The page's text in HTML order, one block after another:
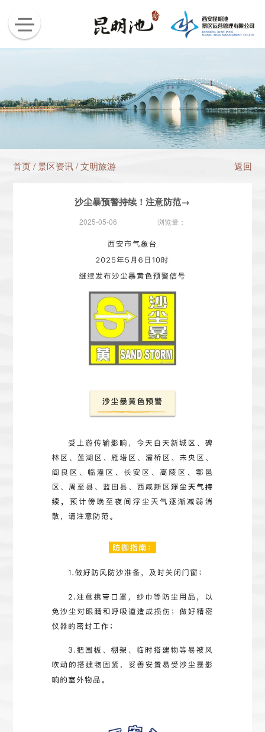
首页/景区资讯/文明旅游 返回
沙尘暴预警持续！注意防范→
2025-05-06 浏览量：